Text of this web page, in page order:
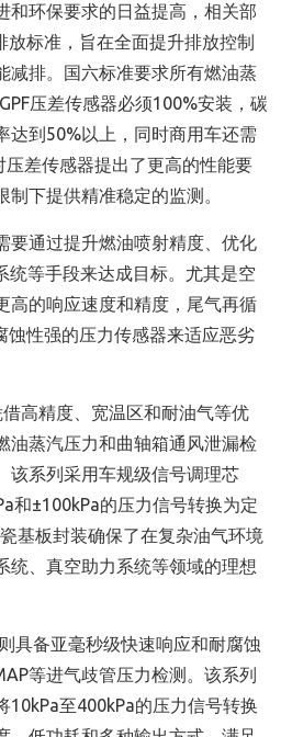
和环保要求的日益提高，相关部
放标准，旨在全面提升排放控制
减排。国六标准要求所有燃油蒸
压差传感器必须100%安装，碳
达到50%以上，同时商用车还需
压差传感器提出了更高的性能要
下提供精准稳定的监测。
要通过提升燃油喷射精度、优化
统等手段来达成目标。尤其是空
高的响应速度和精度，尾气再循
蚀性强的压力传感器来适应恶劣
借高精度、宽温区和耐油气等优
油蒸汽压力和曲轴箱通风泄漏检
该系列采用车规级信号调理芯
和±100kPa的压力信号转换为定
基板封装确保了在复杂油气环境
统、真空助力系统等领域的理想
具备亚毫秒级快速响应和耐腐蚀
等进气歧管压力检测。该系列
10kPa至400kPa的压力信号转换